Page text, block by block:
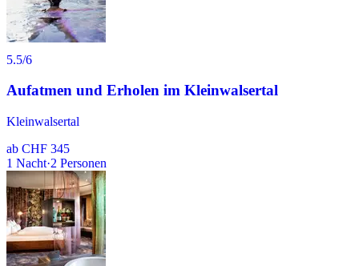
5.5/6
Aufatmen und Erholen im Kleinwalsertal
Kleinwalsertal
ab CHF 345
1 Nacht·2 Personen